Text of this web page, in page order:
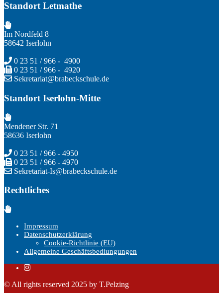
Standort Letmathe
Im Nordfeld 8
58642 Iserlohn
0 23 51 / 966 - 4900
0 23 51 / 966 - 4920
Sekretariat@brabeckschule.de
Standort Iserlohn-Mitte
Mendener Str. 71
58636 Iserlohn
0 23 51 / 966 - 4950
0 23 51 / 966 - 4970
Sekretariat-Is@brabeckschule.de
Rechtliches
Impressum
Datenschutzerklärung
Cookie-Richtlinie (EU)
Allgemeine Geschäftsbediungungen
© All rights reserved 2025 by T.Pelzing